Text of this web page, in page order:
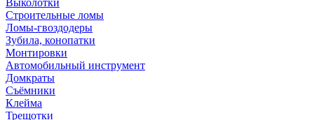
Выколотки
Строительные ломы
Ломы-гвоздодеры
Зубила, конопатки
Монтировки
Автомобильный инструмент
Домкраты
Съёмники
Клейма
Трещотки